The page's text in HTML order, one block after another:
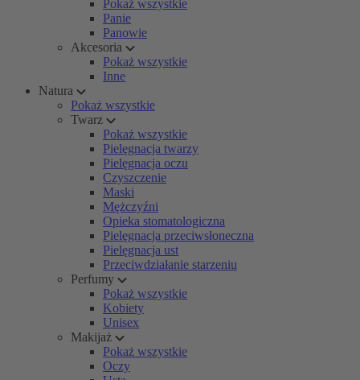
Pokaż wszystkie
Panie
Panowie
Akcesoria
Pokaż wszystkie
Inne
Natura
Pokaż wszystkie
Twarz
Pokaż wszystkie
Pielęgnacja twarzy
Pielęgnacja oczu
Czyszczenie
Maski
Mężczyźni
Opieka stomatologiczna
Pielęgnacja przeciwsłoneczna
Pielęgnacja ust
Przeciwdziałanie starzeniu
Perfumy
Pokaż wszystkie
Kobiety
Unisex
Makijaż
Pokaż wszystkie
Oczy